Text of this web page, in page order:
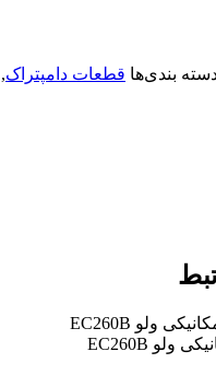
قطعات دامپتراک,لوازم یدکی